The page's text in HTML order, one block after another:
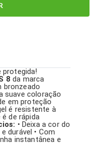
protegida!
8 da marca
bronzeado
suave coloração
em proteção
é resistente à
de rápida
• Deixa a cor do
durável • Com
instantânea e